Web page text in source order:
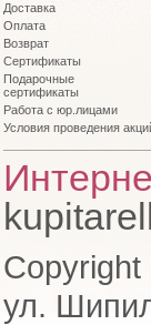
Доставка
Оплата
Возврат
Сертификаты
Подарочные
сертификаты
Работа с юр.лицами
Условия проведения
ул.